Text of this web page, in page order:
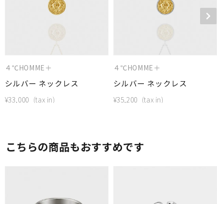
４℃HOMME＋
シルバー ネックレス
¥33,000
４℃HOMME＋
シルバー ネックレス
¥35,200
こちらの商品もおすすめです